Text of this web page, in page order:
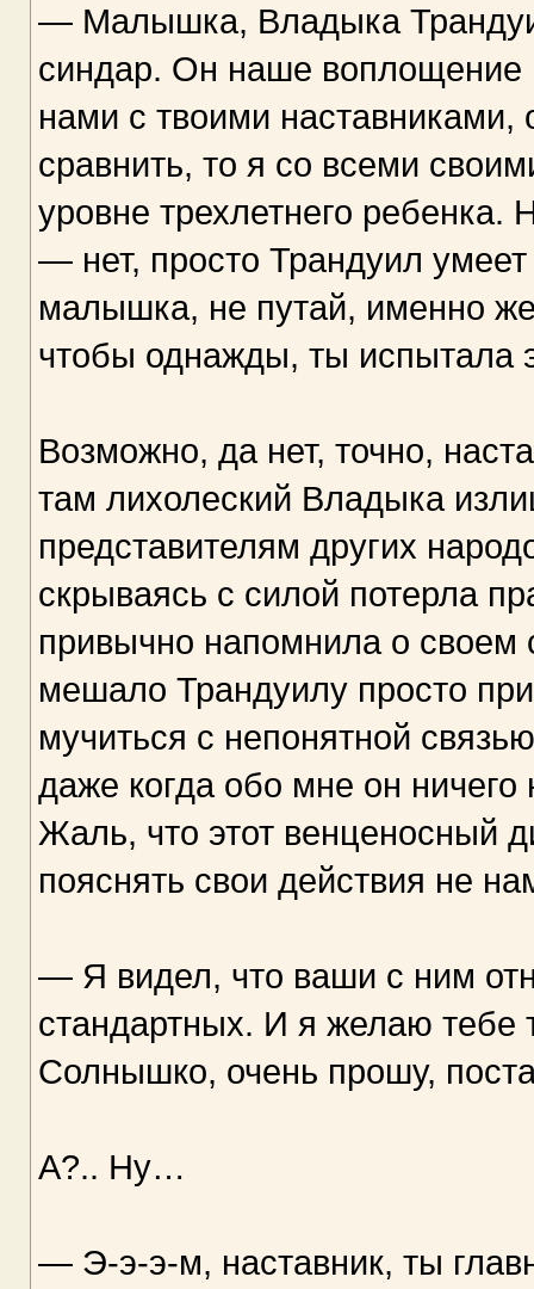
— Малышка, Владыка
синдар. Он наше
нами с твоими
сравнить, то я со всеми
уровне трехлетнего ребенка.
— нет, просто Трандуил
малышка, не путай, именно
чтобы однажды, ты испытала
Возможно, да нет, точно,
там лихолеский Владыка
представителям других
скрываясь с силой потерла
привычно напомнила о своем
мешало Трандуилу просто
мучиться с непонятной
даже когда обо мне он ничего
Жаль, что этот венценосный
пояснять свои действия не
— Я видел, что ваши с ним
стандартных. И я желаю тебе
Солнышко, очень прошу,
А?.. Ну…
— Э-э-э-м, наставник, ты